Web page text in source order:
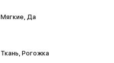
Мягкие, Да
Ткань, Рогожка